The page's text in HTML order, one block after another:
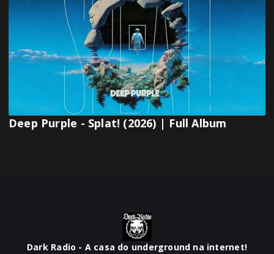
Deep Purple - Splat! (2026) | Full Album
Dark Radio - A casa do underground na internet!